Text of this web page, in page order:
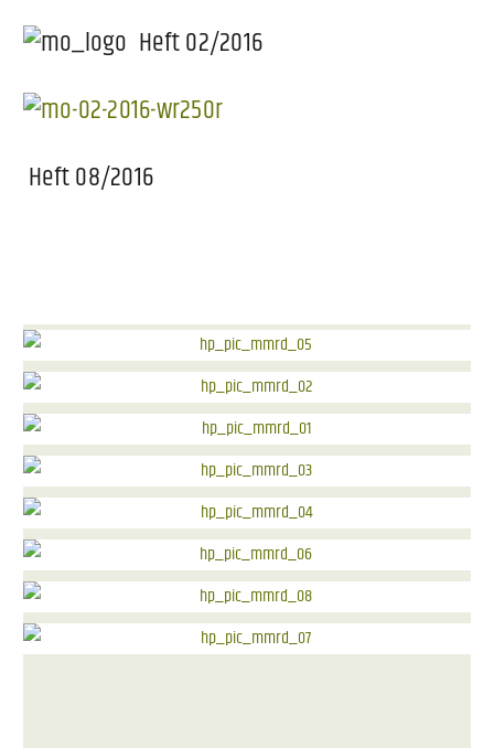
Heft 02/2016
Heft 08/2016